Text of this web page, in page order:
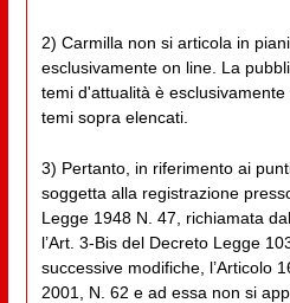
2) Carmilla non si articola in
esclusivamente on line. La
temi d'attualità è
temi sopra elencati.
3) Pertanto, in riferimento ai
soggetta alla registrazione
Legge 1948 N. 47, richiamata
l’Art. 3-Bis del Decreto Legge
successive modifiche, l’Articolo
2001, N. 62 e ad essa non si